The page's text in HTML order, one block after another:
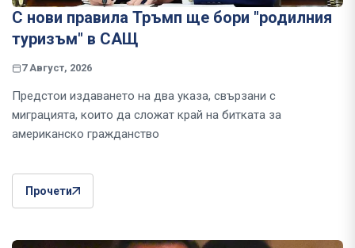
С нови правила Тръмп ще бори "родилния
туризъм" в САЩ
7 Август, 2026
Предстои издаването на два указа, свързани с
миграцията, които да сложат край на битката за
американско гражданство
Прочети